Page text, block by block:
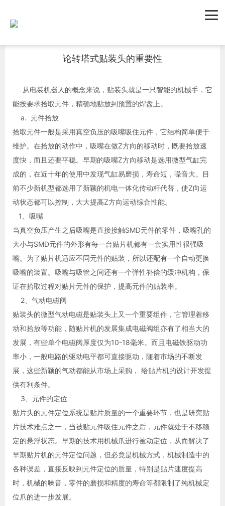
论转塔式贴装头的重要性
从电装机器人的概念来说，贴装头就是一只智能的机械手，它
能按要求拾取元件，精确地贴放到预置的焊盘上。
a. 元件拾放
拾取元件一般是采用真空负压的吸嘴吸住元件，它结构简单便于
维护。在拾放的动作中，吸嘴在做Z方向的移动时，既要拾放速
度快，而且还要平稳。早期的吸嘴Z方向移动是选用微型气缸完
成的，在近十年的使用中发现气缸易磨损，寿命短，噪音大。目
前不少新机型都选用了新颖的机电一体化传动杆代替，使Z向运
动状态都可以控制，大大提高Z方向运动综合性能。
1、吸嘴
当真空负压产生之后吸嘴是直接接触SMD元件的零件，吸嘴孔的
大小与SMD元件的外形有每一台贴片机都有一套实用性很强吸
嘴。为了贴片机适应不同元件的贴装，所以还配有一个自动更换
吸嘴的装置。吸嘴与吸管之间还有一个弹性补偿的缓冲机构，保
证在拾取过程对贴片元件的保护，提高元件的贴装率。
2、气动电磁阀
贴装头的微型气动电磁是贴装头上又一个重要组件，它管理着移
动和拾放等功能，随贴片机的发展集成电磁阀组亦有了相当大的
发展，有些单个电磁阀厚度仅为10-18毫米。而且电磁铁驱动功
率小，一般电路的驱动电平都可直接驱动，随着市场的不断发
展，这些新颖的气动都能从市场上采购， 给贴片机的设计开发提
供有利条件。
3、元件的定位
贴片头的元件定位系统是贴片质量的一个重要环节，也是研究贴
片技术难点之一，当被贴元件吸住元件之后，元件就处于不移稳
定的悬浮状态。早期的技术用机械爪进行被动定位，从而解决了
早期贴片机的元件定位问题，但必竟是机械方式，机械制造中的
各种误差，直接反映到元件定位的质量，特别是贴片速度提高
时，机械的噪音，零件的磨损和精度的寿命等都限制了纯机械定
位爪的进一步发展。